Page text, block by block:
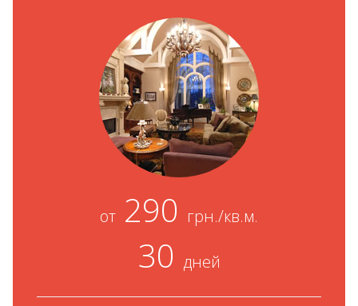
от 290 грн./кв.м.
30 дней